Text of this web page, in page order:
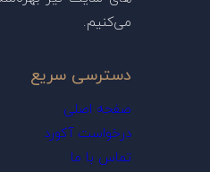
می‌کنیم.
دسترسی سریع
صفحه اصلی
درخواست آکورد
تماس با ما